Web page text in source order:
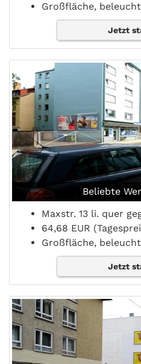
Großfläche,
Jetzt
Beliebte
Maxstr. 13 li. quer
64,68 EUR
Großfläche,
Jetzt